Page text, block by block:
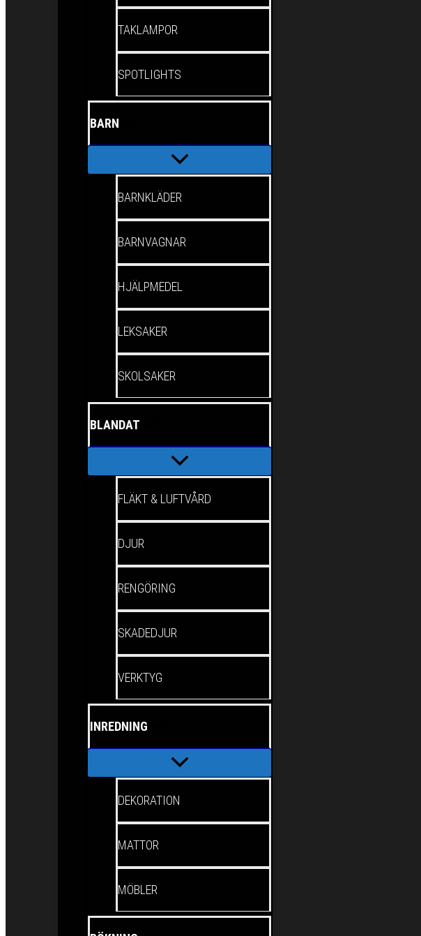
TAKLAMPOR
SPOTLIGHTS
BARN
BARNKLÄDER
BARNVAGNAR
HJÄLPMEDEL
LEKSAKER
SKOLSAKER
BLANDAT
FLÄKT & LUFTVÅRD
DJUR
RENGÖRING
SKADEDJUR
VERKTYG
INREDNING
DEKORATION
MATTOR
MÖBLER